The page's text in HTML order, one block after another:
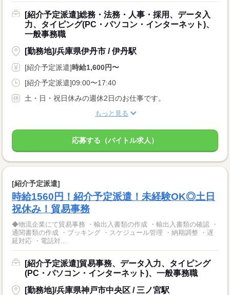
[紹介予定派遣]総務・法務・人事・採用、データ入
力、タイピング(PC・パソコン・インターネット)、
一般事務職
[勤務地]/兵庫県伊丹市 / 伊丹駅
[紹介予定派遣]時給1,600円〜
[紹介予定派遣]09:00〜17:40
土・日・祝日休みの週休2日のお仕事です。
もっと見る
応募する（バイトル求人）
[紹介予定派遣]
時給1560円！紹介予定派遣！未経験OK◎土日
祝休み！貿易事務
◆物流企業にて貿易事務 ・輸出入書類の作成 ・輸出入書類の確認 ・
通関書類の作成 ・ブッキング ・スケジュール管理 ・納期調整 ・遅
延対応 ・電話対...
[紹介予定派遣]貿易事務、データ入力、タイピング
(PC・パソコン・インターネット)、一般事務職
[勤務地]/兵庫県神戸市中央区 / 三ノ宮駅